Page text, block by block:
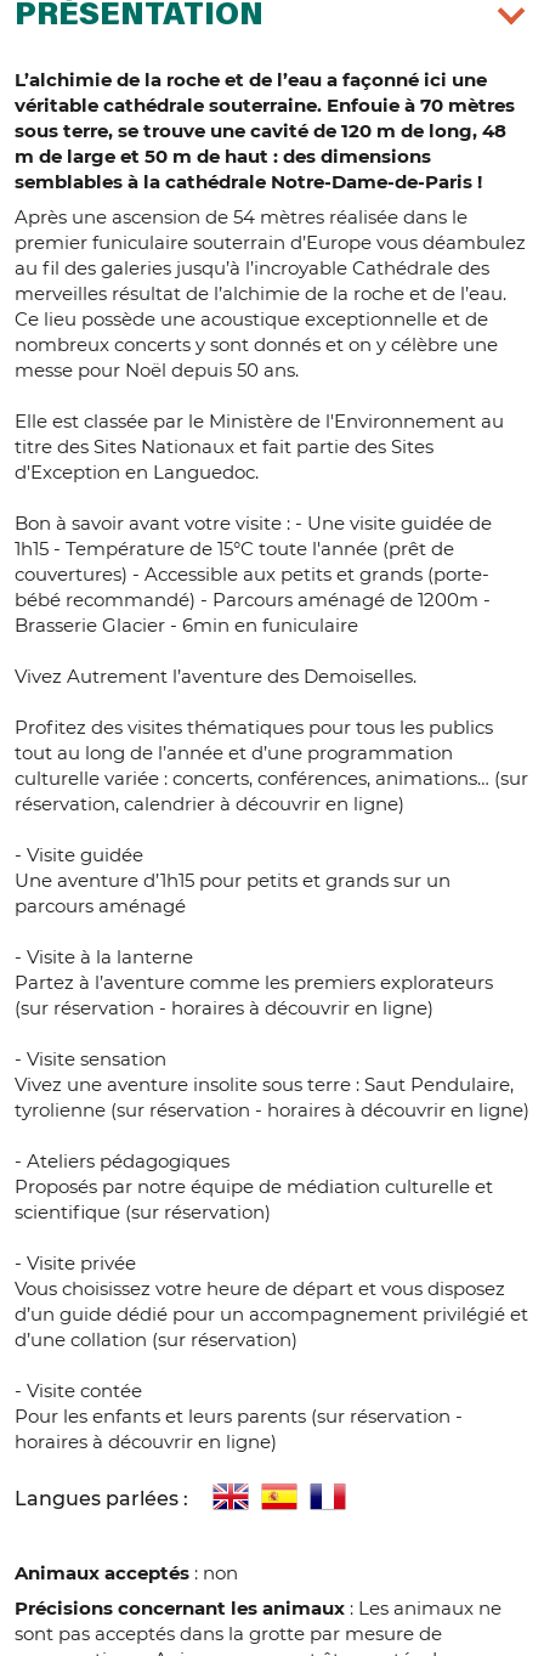
PRÉSENTATION
L’alchimie de la roche et de l’eau a façonné ici une
véritable cathédrale souterraine. Enfouie à 70 mètres
sous terre, se trouve une cavité de 120 m de long, 48
m de large et 50 m de haut : des dimensions
semblables à la cathédrale Notre-Dame-de-Paris !
Après une ascension de 54 mètres réalisée dans le
premier funiculaire souterrain d’Europe vous déambulez
au fil des galeries jusqu’à l’incroyable Cathédrale des
merveilles résultat de l’alchimie de la roche et de l’eau.
Ce lieu possède une acoustique exceptionnelle et de
nombreux concerts y sont donnés et on y célèbre une
messe pour Noël depuis 50 ans.
Elle est classée par le Ministère de l'Environnement au
titre des Sites Nationaux et fait partie des Sites
d'Exception en Languedoc.
Bon à savoir avant votre visite : - Une visite guidée de
1h15 - Température de 15°C toute l'année (prêt de
couvertures) - Accessible aux petits et grands (porte-
bébé recommandé) - Parcours aménagé de 1200m -
Brasserie Glacier - 6min en funiculaire
Vivez Autrement l’aventure des Demoiselles.
Profitez des visites thématiques pour tous les publics
tout au long de l’année et d’une programmation
culturelle variée : concerts, conférences, animations… (sur
réservation, calendrier à découvrir en ligne)
- Visite guidée
Une aventure d’1h15 pour petits et grands sur un
parcours aménagé
- Visite à la lanterne
Partez à l’aventure comme les premiers explorateurs
(sur réservation - horaires à découvrir en ligne)
- Visite sensation
Vivez une aventure insolite sous terre : Saut Pendulaire,
tyrolienne (sur réservation - horaires à découvrir en ligne)
- Ateliers pédagogiques
Proposés par notre équipe de médiation culturelle et
scientifique (sur réservation)
- Visite privée
Vous choisissez votre heure de départ et vous disposez
d’un guide dédié pour un accompagnement privilégié et
d’une collation (sur réservation)
- Visite contée
Pour les enfants et leurs parents (sur réservation -
horaires à découvrir en ligne)
Langues parlées :
Animaux acceptés : non
Précisions concernant les animaux : Les animaux ne
sont pas acceptés dans la grotte par mesure de